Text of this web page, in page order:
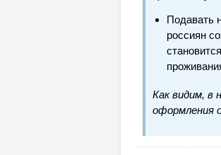
Подавать
россиян
Как видим, в
оформления